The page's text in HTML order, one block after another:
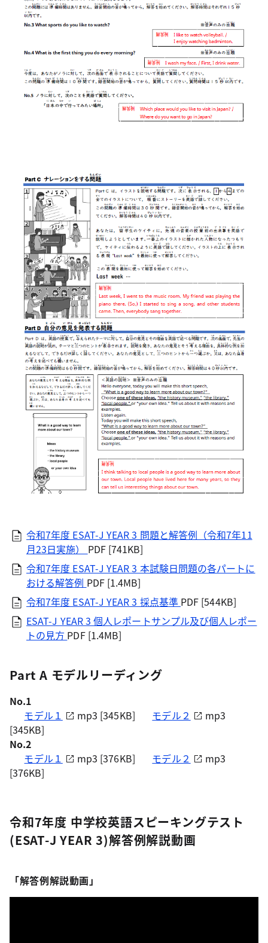
令和7年度 ESAT-J YEAR 3 問題と解答例（令和7年11
月23日実施） PDF [741KB]
令和7年度 ESAT-J YEAR 3 本試験日問題の各パートに
おける解答例 PDF [1.4MB]
令和7年度 ESAT-J YEAR 3 採点基準 PDF [544KB]
ESAT-J YEAR 3 個人レポートサンプル及び個人レポー
トの見方 PDF [1.4MB]
Part A モデルリーディング
No.1
モデル１
mp3 [345KB] モデル２
mp3
[345KB]
No.2
モデル１
mp3 [376KB] モデル２
mp3
[376KB]
令和7年度 中学校英語スピーキングテスト
(ESAT-J YEAR 3)解答例解説動画
「解答例解説動画」